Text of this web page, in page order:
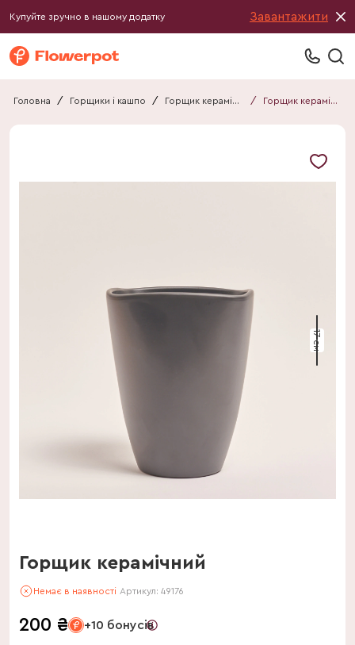
Купуйте зручно в нашому додатку Завантажити
Головна / Горщики і кашпо / Горщик керамічний / Горщик керамічний
17 см
Горщик керамічний
Немає в наявності Артикул: 49176
200 ₴ +10 бонусів